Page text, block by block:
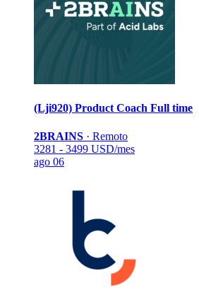
(Lji920) Product Coach Full time
2BRAINS · Remoto
3281 - 3499 USD/mes
ago 06